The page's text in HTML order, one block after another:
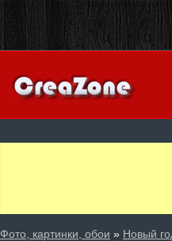
Фото, картинки, обои » Новый